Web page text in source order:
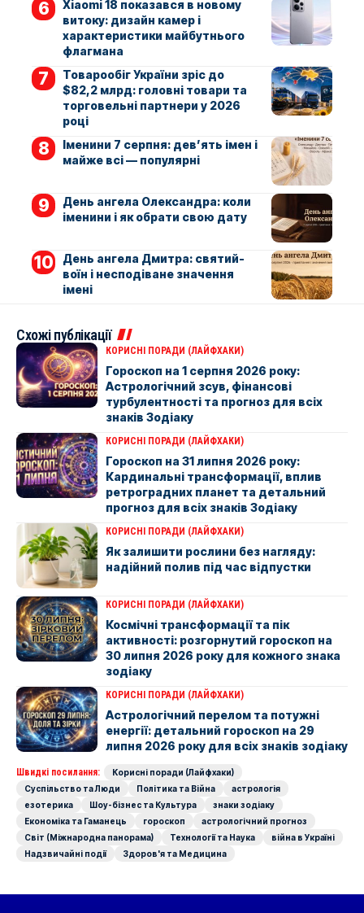
Xiaomi 18 показався в новому
витоку: дизайн камер і
характеристики майбутнього
флагмана
Товарообіг України зріс до
$82,2 млрд: головні товари та
торговельні партнери у 2026
році
Іменини 7 серпня: дев’ять імен і
майже всі — популярні
День ангела Олександра: коли
іменини і як обрати свою дату
День ангела Дмитра: святий-
воїн і несподіване значення
імені
Схожі публікації
КОРИСНІ ПОРАДИ (ЛАЙФХАКИ)
Гороскоп на 1 серпня 2026 року:
Астрологічний зсув, фінансові
турбулентності та прогноз для всіх
знаків Зодіаку
КОРИСНІ ПОРАДИ (ЛАЙФХАКИ)
Гороскоп на 31 липня 2026 року:
Кардинальні трансформації, вплив
ретроградних планет та детальний
прогноз для всіх знаків Зодіаку
КОРИСНІ ПОРАДИ (ЛАЙФХАКИ)
Як залишити рослини без нагляду:
надійний полив під час відпустки
КОРИСНІ ПОРАДИ (ЛАЙФХАКИ)
Космічні трансформації та пік
активності: розгорнутий гороскоп на
30 липня 2026 року для кожного знака
зодіаку
КОРИСНІ ПОРАДИ (ЛАЙФХАКИ)
Астрологічний перелом та потужні
енергії: детальний гороскоп на 29
липня 2026 року для всіх знаків зодіаку
Швидкі посилання:
Корисні поради (Лайфхаки)
Суспільство та Люди
Політика та Війна
астрологія
езотерика
Шоу-бізнес та Культура
знаки зодіаку
Економіка та Гаманець
гороскоп
астрологічний прогноз
Світ (Міжнародна панорама)
Технології та Наука
війна в Україні
Надзвичайні події
Здоров'я та Медицина